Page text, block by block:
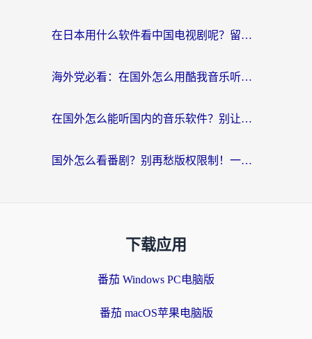
在日本用什么软件看中国电视剧呢？留学生亲测有效的回国加速方案
海外党必看：在国外怎么用酷我音乐听音乐？告别“地区不支持”的实用指南
在国外怎么能听国内的音乐软件？别让版权限制断了你的“中文歌单”
国外怎么看番剧？别再愁版权限制！一个工具解决所有回国追剧难题
下载应用
番茄 Windows PC电脑版
番茄 macOS苹果电脑版